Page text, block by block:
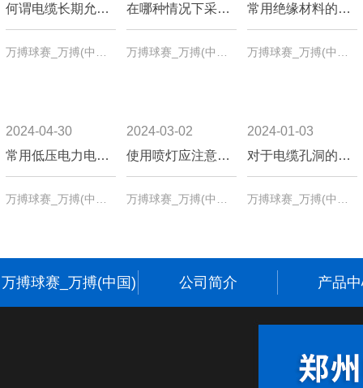
何谓电缆长期允许载流量？
万搏球赛_万搏(中国) 介绍：电缆长期允许载流量是指在电缆内通过规定电流时，在热稳定后，电缆导体达到长期允许工作温度时的电流数值。
在哪种情况下采用排管敷设？有什么优点？
万搏球赛_万搏(中国) 介绍排管敷设适用情况及优点，排管敷设一般用在与其他建筑物等相交叉处或建筑物密集区，优点是占地少、能承受大荷重、电缆互不影响且安全。
常用绝缘材料的类别哪些？
万搏球赛_万搏(中国) 介绍常用绝缘材料类别，包括无机绝缘材料如云母、石棉等，有机绝缘材料如树脂、橡胶等，以及混合绝缘材料。
2024-04-30
常用低压电力电缆按绝缘和保护层的不同，主要可分为哪几类？
万搏球赛_万搏(中国) 介绍常用低压电力电缆分类，包括油浸纸绝缘铅包(或铝包)电力电缆、不滴流油浸纸绝缘电力电缆、聚氯乙烯绝缘聚氯乙烯护套电力电缆、交联聚氯乙烯绝缘聚乙烯护套电力电缆、交联聚氯乙烯绝缘聚氯乙烯护套电力电缆、橡皮绝缘电力电缆。
2024-03-02
使用喷灯应注意哪些事项？
万搏球赛_万搏(中国) 介绍喷灯使用注意事项：最大注油量为油筒容积3/4，打气压力适中，周围无易燃物且空气流通，停用时规范操作，煤油与汽油喷灯分开使用。
2024-01-03
对于电缆孔洞的防火封堵有何要求？
万搏球赛_万搏(中国) 介绍对于较大电缆贯穿孔洞如电缆贯穿楼板处的防火封堵要求，需先涂四至六层防火涂料，再用耐火材料板托防火堵料，保证封堵牢固密实。
万搏球赛_万搏(中国) 公司简介 产品